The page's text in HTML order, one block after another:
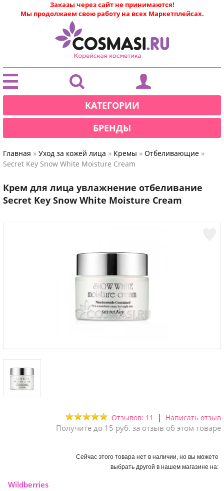
|
Заказы через сайт не принимаются!
Мы продолжаем свою работу на всех Маркетплейсах.
КАТЕГОРИИ
БРЕНДЫ
Главная » Уход за кожей лица » Кремы » Отбеливающие »
Secret Key Snow White Moisture Cream
Крем для лица увлажнение отбеливание
Secret Key Snow White Moisture Cream
Отзывов: 11 | Написать отзыв
Получите до 15 руб. за отзыв об этом товаре
Сейчас этого товара нет в наличии, но вы можете
выбрать другой в нашем магазине на:
Wildberries